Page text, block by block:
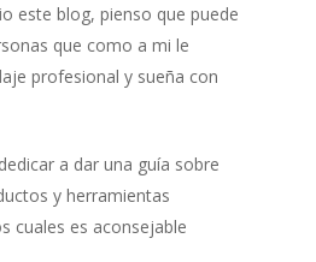
este blog, pienso que puede
que como a mi le
profesional y sueña con
a dar una guía sobre
y herramientas
cuales es aconsejable